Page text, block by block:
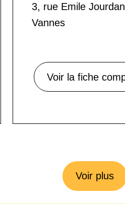
3, rue Emile
Vannes
Voir la fiche
Voir plus